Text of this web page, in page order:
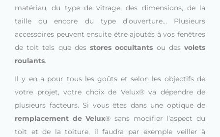
matériau, du type de vitrage, des dimensions, de la
taille ou encore du type d’ouverture… Plusieurs
accessoires peuvent ensuite être ajoutés à vos fenêtres
de toit tels que desstores occultants ou desvolets
roulants.
Il y en a pour tous les goûts et selon les objectifs de
votre projet, votre choix de Velux® va dépendre de
plusieurs facteurs. Si vous êtes dans une optique de
remplacement de Velux® sans modifier l’aspect du
toit et de la toiture, il faudra par exemple veiller à